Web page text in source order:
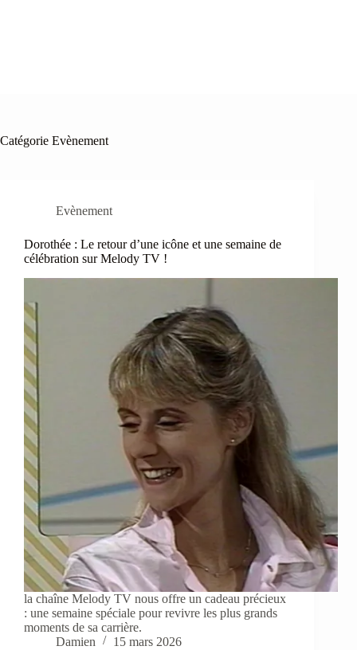
Catégorie Evènement
Evènement
Dorothée : Le retour d’une icône et une semaine de
célébration sur Melody TV !
la chaîne Melody TV nous offre un cadeau précieux
: une semaine spéciale pour revivre les plus grands
moments de sa carrière.
Damien
15 mars 2026